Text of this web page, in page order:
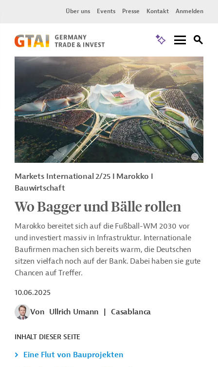
Über uns Events Presse Kontakt Anmelden
Markets International 2/25 I Marokko I
Bauwirtschaft
Wo Bagger und Bälle rollen
Marokko bereitet sich auf die Fußball-WM 2030 vor
und investiert massiv in Infrastruktur. Internationale
Bau­firmen machen sich bereits warm, die Deutschen
sitzen vielfach noch auf der Bank. Dabei haben sie gute
Chancen auf Treffer.
10.06.2025
Von Ullrich Umann Casablanca
INHALT DIESER SEITE
Eine Flut von Bauprojekten